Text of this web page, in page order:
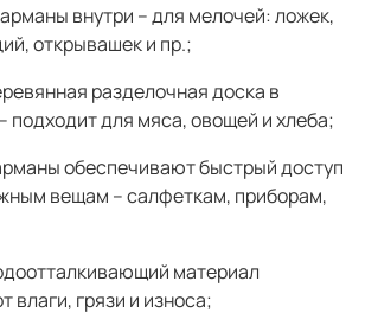
внутри – для мелочей: ложек,
открывашек и пр.;
разделочная доска в
подходит для мяса, овощей и хлеба;
обеспечивают быстрый доступ
вещам – салфеткам, приборам,
материал
влаги, грязи и износа;